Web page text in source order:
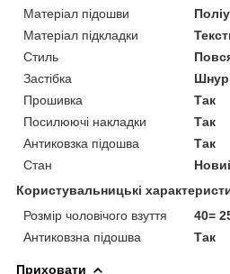
Матеріал підошви
Матеріал підкладки
Стиль
Застібка
Прошивка
Так
Посилюючі накладки
Так
Антиковзка підошва
Так
Стан
Користувальницькі
Розмір чоловічого взуття
40=
Антиковзна підошва
Так
Приховати